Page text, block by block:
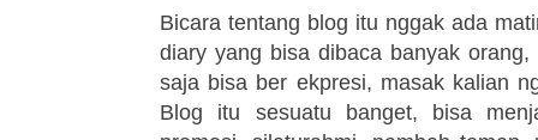
Bicara tentang blog itu nggak ada
diary yang bisa dibaca banyak
saja bisa ber ekpresi, masak kalian
Blog itu sesuatu banget, bisa